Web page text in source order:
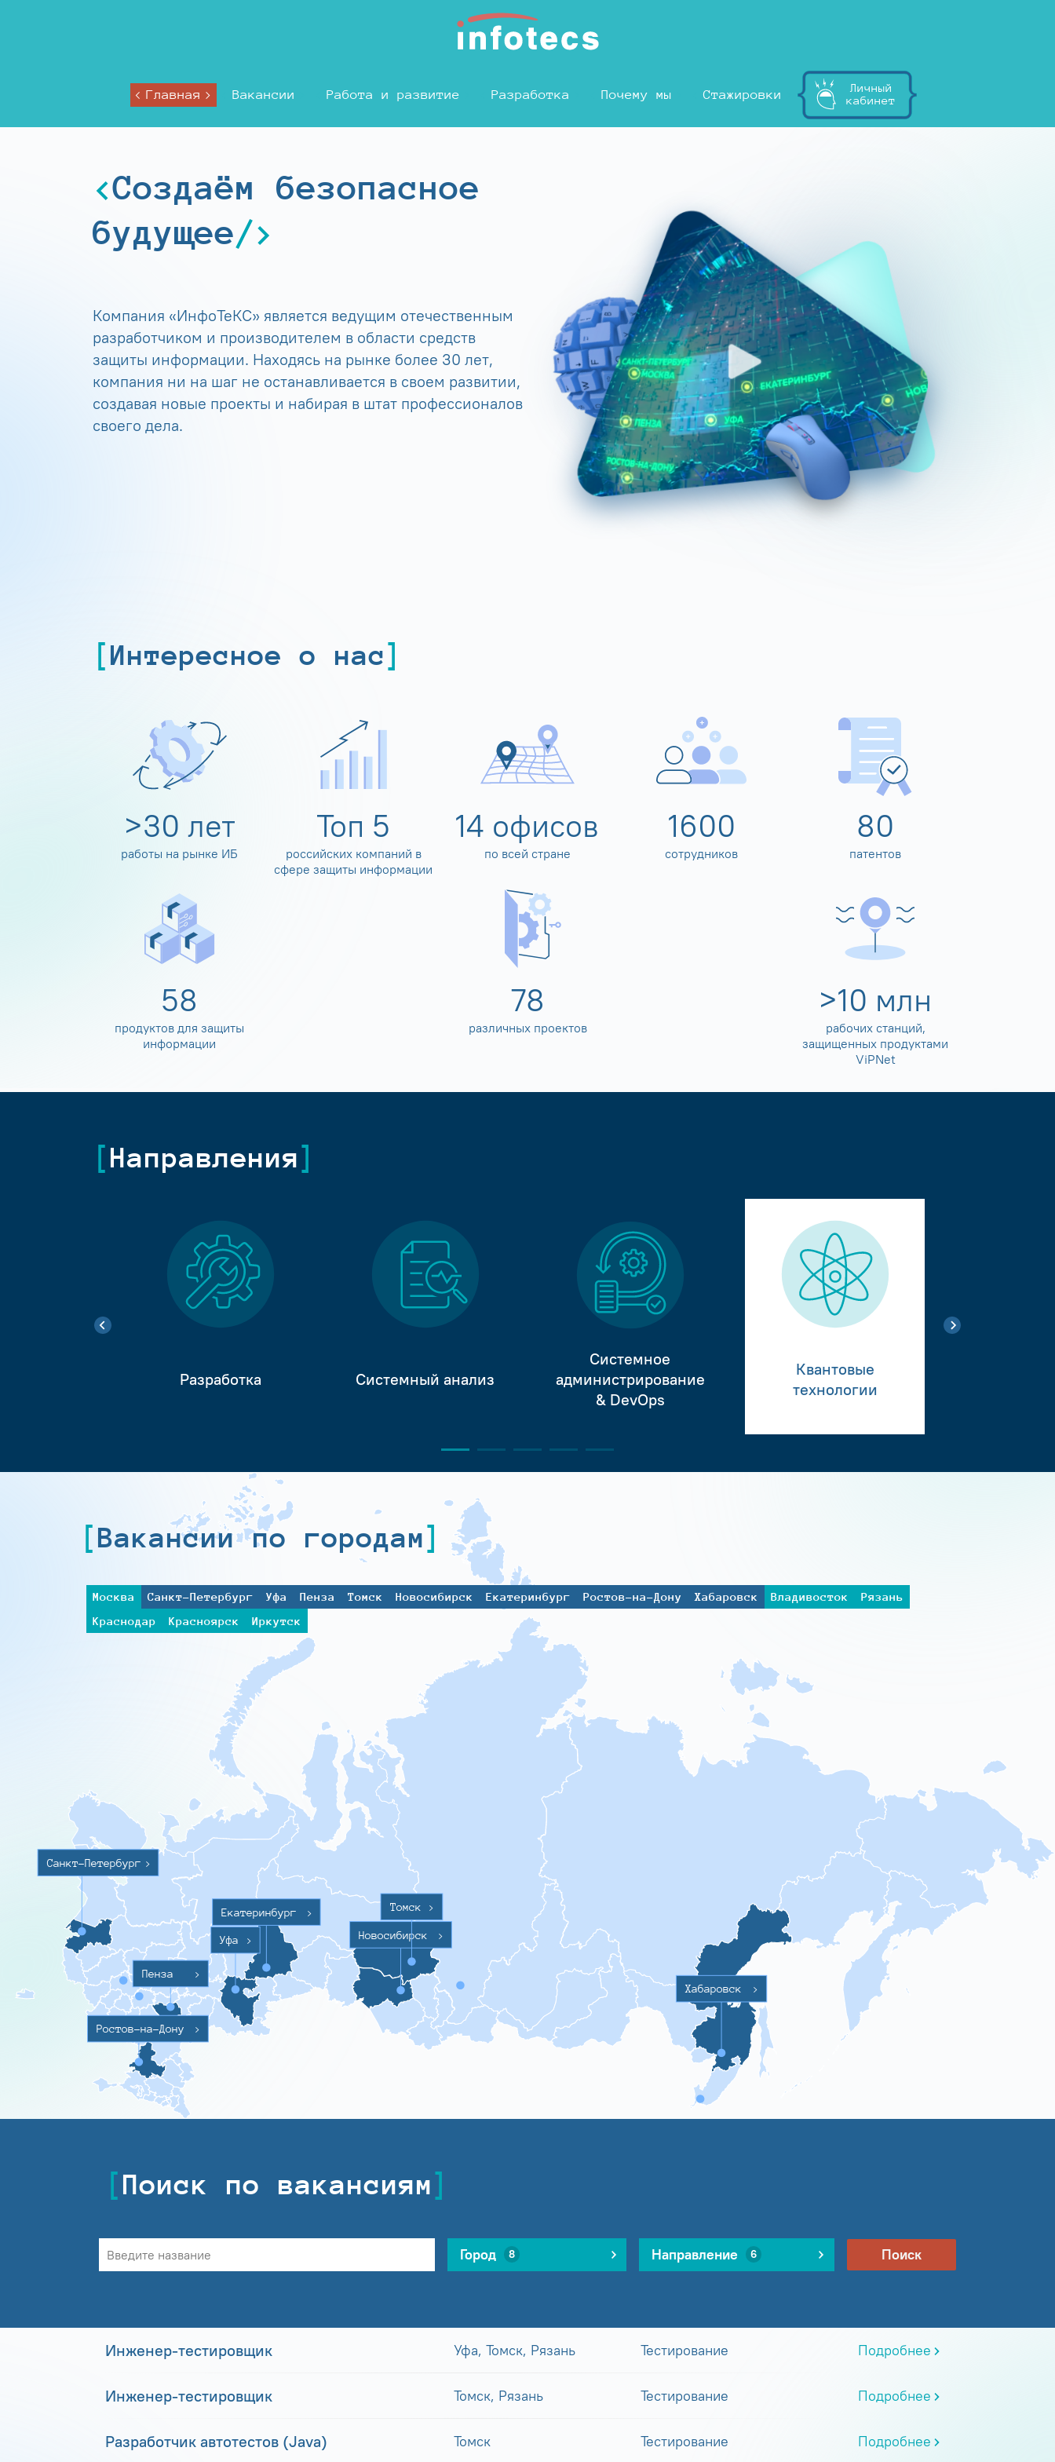
Главная Вакансии Работа и развитие Разработка Почему мы Стажировки
Личный
кабинет
Создаём безопасное
будущее
Компания «ИнфоТеКС» является ведущим отечественным
разработчиком и производителем в области средств
защиты информации. Находясь на рынке более 30 лет,
компания ни на шаг не останавливается в своем развитии,
создавая новые проекты и набирая в штат профессионалов
своего дела.
Интересное о нас
>30 лет
работы на рынке ИБ
Топ 5
российских компаний в
сфере защиты информации
14 офисов
по всей стране
1600
сотрудников
80
патентов
60
продуктов для защиты
информации
80
различных проектов
>10 млн
рабочих станций,
защищенных продуктами
ViPNet
Направления
Разработка Системный анализ
Системное
администрирование
& DevOps
Квантовые
технологии
Вакансии по городам
Москва Санкт-Петербург Уфа Пенза Томск Новосибирск Екатеринбург Ростов-на-Дону Хабаровск Владивосток
Рязань
Краснодар
Красноярск Иркутск
Санкт-Петербург >
Ростов-на-Дону >
Пенза >
Уфа >
Екатеринбург
>
Новосибирск
>
Томск >
Хабаровск >
Поиск по вакансиям
Город 8 Направление 6 Поиск
Инженер-тестировщик Уфа, Томск, Рязань Тестирование Подробнее
Инженер-тестировщик Томск, Рязань Тестирование Подробнее
Разработчик автотестов (Java) Томск Тестирование Подробнее